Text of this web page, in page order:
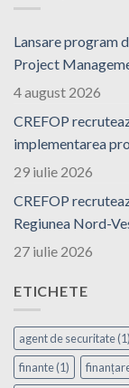
Lansare program
Project
4 august 2026
CREFOP
implementarea
29 iulie 2026
CREFOP
Regiunea Nord-
27 iulie 2026
ETICHETE
agent de securitate(1)
finante(1)